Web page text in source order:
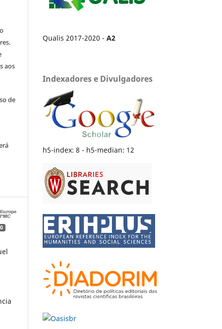
aos
de
0
Qualis 2017-2020 - A2
Indexadores e Divulgadores
h5-index: 8 - h5-median: 12